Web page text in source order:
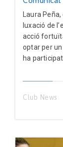
Laura
luxació de
acció
optar per
ha
Club News